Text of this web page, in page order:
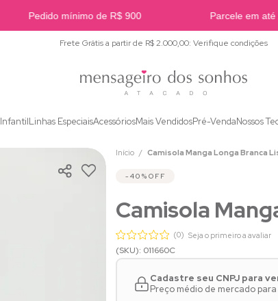
Pedido mínimo de R$ 900 Parcele em até
Frete Grátis a partir de R$ 2.000,00: Verifique condições
InfantilLinhas EspeciaisAcessóriosMais VendidosPré-VendaNossos
Início Camisola Manga Longa Branca
40% OFF
Camisola
(0) Seja o primeiro a avaliar
(SKU): 011660C
Cadastre seu CNPJ para
Preço médio de mercado